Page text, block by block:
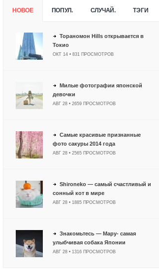
НОВОЕ ПОПУЛ. СЛУЧАЙ. ТЭГИ
Тораномон Hills открывается в
Токио
ОКТ 14 • 831 ПРОСМОТРОВ
Милые фотографии японской
девочки
АВГ 28 • 2659 ПРОСМОТРОВ
Самые красивые признанные
фото сакуры 2014 года
АВГ 28 • 2565 ПРОСМОТРОВ
Shironeko — самый счастливый и
сонный кот в мире
АВГ 28 • 1885 ПРОСМОТРОВ
Знакомьтесь — Мару- самая
улыбчивая собака Японии
АВГ 28 • 1316 ПРОСМОТРОВ